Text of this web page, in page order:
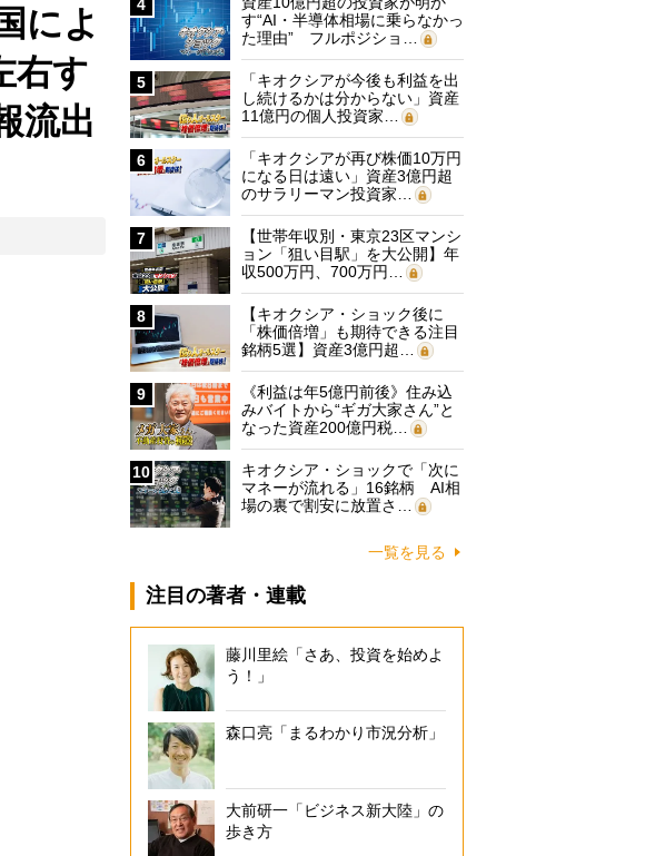
によ
右す
流出
4
す“AI・半導体相場に乗らなかっ
た理由” フルポジショ…
5
「キオクシアが今後も利益を出
し続けるかは分からない」資産
11億円の個人投資家…
6
「キオクシアが再び株価10万円
になる日は遠い」資産3億円超
のサラリーマン投資家…
7
【世帯年収別・東京23区マンシ
ョン「狙い目駅」を大公開】年
収500万円、700万円…
8
【キオクシア・ショック後に
「株価倍増」も期待できる注目
銘柄5選】資産3億円超…
9
《利益は年5億円前後》住み込
みバイトから“ギガ大家さん”と
なった資産200億円税…
10
キオクシア・ショックで「次に
マネーが流れる」16銘柄 AI相
場の裏で割安に放置さ…
一覧を見る
注目の著者・連載
藤川里絵「さあ、投資を始めよ
う！」
森口亮「まるわかり市況分析」
大前研一「ビジネス新大陸」の
歩き方